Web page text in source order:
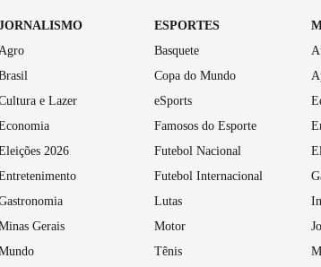
Agro
e Lazer
2026
Gerais
ESPORTES
Basquete
Copa do Mundo
eSports
Famosos do Esporte
Futebol Nacional
Futebol Internacional
Lutas
Motor
Tênis